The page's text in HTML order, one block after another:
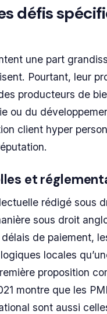
défis
une part
Pourtant, leur
producteurs de
ou du
client hyper
et
rédigé sous
sous droit
de paiement,
locales
proposition
montre que les
sont aussi